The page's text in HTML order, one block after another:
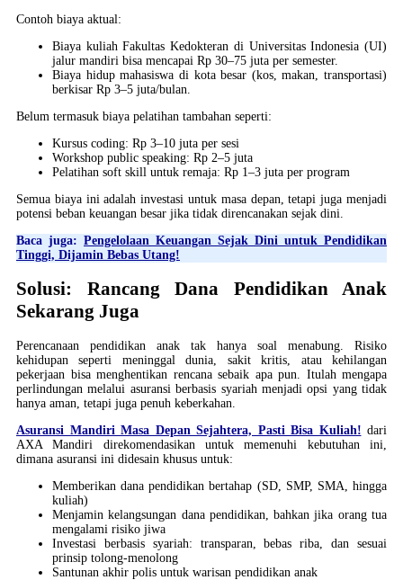
Contoh biaya aktual:
Biaya kuliah Fakultas Kedokteran di Universitas Indonesia (UI)
jalur mandiri bisa mencapai Rp 30–75 juta per semester.
Biaya hidup mahasiswa di kota besar (kos, makan, transportasi)
berkisar Rp 3–5 juta/bulan.
Belum termasuk biaya pelatihan tambahan seperti:
Kursus coding: Rp 3–10 juta per sesi
Workshop public speaking: Rp 2–5 juta
Pelatihan soft skill untuk remaja: Rp 1–3 juta per program
Semua biaya ini adalah investasi untuk masa depan, tetapi juga menjadi
potensi beban keuangan besar jika tidak direncanakan sejak dini.
Baca juga: Pengelolaan Keuangan Sejak Dini untuk Pendidikan
Tinggi, Dijamin Bebas Utang!
Solusi: Rancang Dana Pendidikan Anak
Sekarang Juga
Perencanaan pendidikan anak tak hanya soal menabung. Risiko
kehidupan seperti meninggal dunia, sakit kritis, atau kehilangan
pekerjaan bisa menghentikan rencana sebaik apa pun. Itulah mengapa
perlindungan melalui asuransi berbasis syariah menjadi opsi yang tidak
hanya aman, tetapi juga penuh keberkahan.
Asuransi Mandiri Masa Depan Sejahtera, Pasti Bisa Kuliah! dari
AXA Mandiri direkomendasikan untuk memenuhi kebutuhan ini,
dimana asuransi ini didesain khusus untuk:
Memberikan dana pendidikan bertahap (SD, SMP, SMA, hingga
kuliah)
Menjamin kelangsungan dana pendidikan, bahkan jika orang tua
mengalami risiko jiwa
Investasi berbasis syariah: transparan, bebas riba, dan sesuai
prinsip tolong-menolong
Santunan akhir polis untuk warisan pendidikan anak